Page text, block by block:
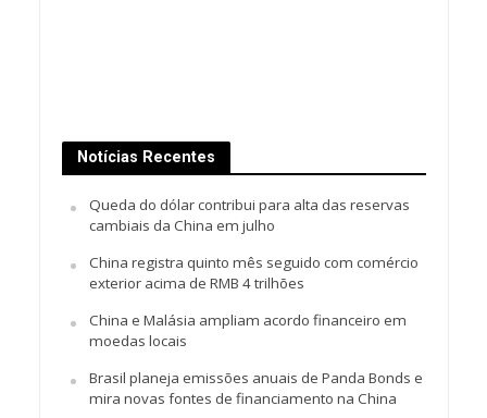
Notícias Recentes
Queda do dólar contribui para alta das reservas
cambiais da China em julho
China registra quinto mês seguido com comércio
exterior acima de RMB 4 trilhões
China e Malásia ampliam acordo financeiro em
moedas locais
Brasil planeja emissões anuais de Panda Bonds e
mira novas fontes de financiamento na China